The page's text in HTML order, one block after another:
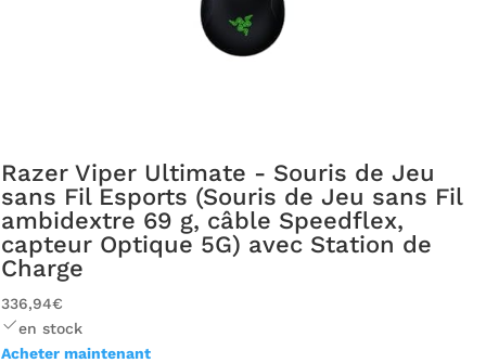
Razer Viper Ultimate - Souris de Jeu
sans Fil Esports (Souris de Jeu sans Fil
ambidextre 69 g, câble Speedflex,
capteur Optique 5G) avec Station de
Charge
336,94€
en stock
Acheter maintenant